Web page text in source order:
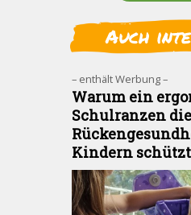
Auch
– enthält Werbung –
Warum ein
Schulranzen die
Kindern schützt